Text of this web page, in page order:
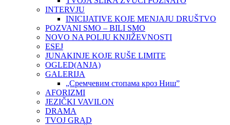
INTERVJU
INICIJATIVE KOJE MENJAJU DRUŠTVO
POZVANI SMO – BILI SMO
NOVO NA POLJU KNJIŽEVNOSTI
ESEJ
JUNAKINJE KOJE RUŠE LIMITE
OGLED(ANJA)
GALERIJA
„Сремчевим стопама кроз Ниш”
AFORIZMI
JEZIČKI VAVILON
DRAMA
TVOJ GRAD